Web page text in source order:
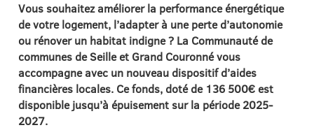
Vous souhaitez améliorer la performance énergétique
de votre logement, l’adapter à une perte d’autonomie
ou rénover un habitat indigne ? La Communauté de
communes de Seille et Grand Couronné vous
accompagne avec un nouveau dispositif d’aides
financières locales. Ce fonds, doté de 136 500€ est
disponible jusqu’à épuisement sur la période 2025-
2027.